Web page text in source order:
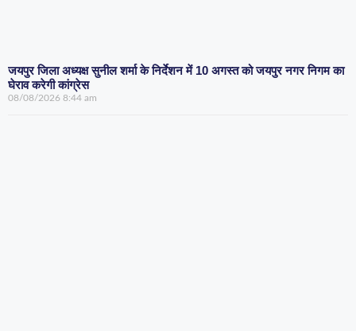
जयपुर जिला अध्यक्ष सुनील शर्मा के निर्देशन में 10 अगस्त को जयपुर नगर निगम का
घेराव करेगी कांग्रेस
08/08/2026 8:44 am